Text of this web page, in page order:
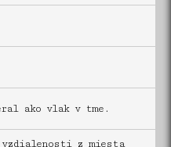
ako vlak v tme.
vzdialenosti z miesta